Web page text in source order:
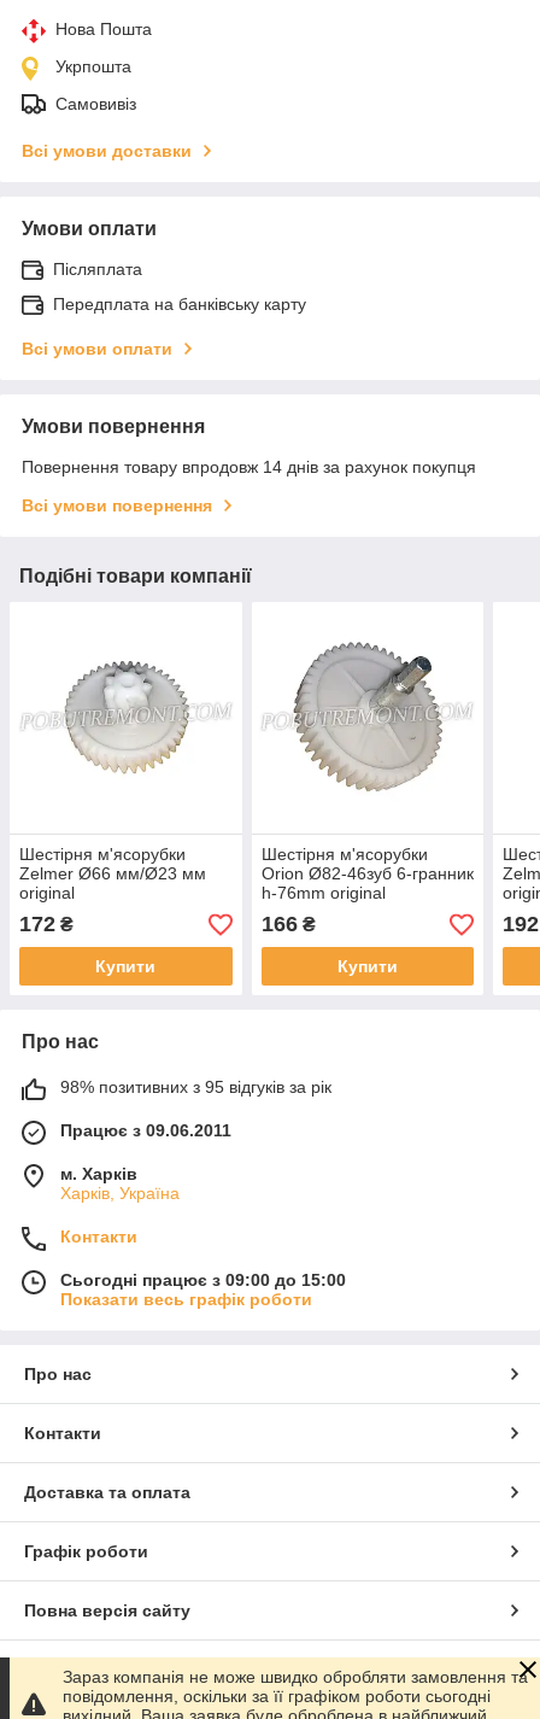
Нова Пошта
Укрпошта
Самовивіз
Всі умови доставки
Умови оплати
Післяплата
Передплата на банківську карту
Всі умови оплати
Умови повернення
Повернення товару впродовж 14 днів за рахунок покупця
Всі умови повернення
Подібні товари компанії
Шестірня м'ясорубки
Zelmer Ø66 мм/Ø23 мм
original
172 ₴
Купити
Шестірня м'ясорубки
Orion Ø82-46зуб 6-гранник
h-76mm original
166₴
Купити
192
Про нас
98% позитивних з 95 відгуків за рік
Працює з 09.06.2011
м. Харків
Харків, Україна
Контакти
Сьогодні працює з 09:00 до 15:00
Показати весь графік роботи
Про нас
Контакти
Доставка та оплата
Графік роботи
Повна версія сайту
Сайт створено на маркетплейсіProm.ua
Зараз компанія не може швидко обробляти замовлення та
повідомлення, оскільки за її графіком роботи сьогодні